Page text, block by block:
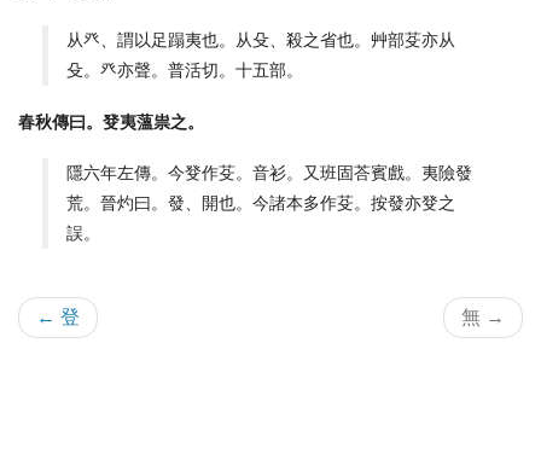
从癶、謂以足蹋夷也。从殳、殺之省也。艸部芟亦从
殳。癶亦聲。普活切。十五部。
春秋傳曰。癹夷薀祟之。
隱六年左傳。今癹作芟。音衫。又班固荅賓戲。夷險發
荒。晉灼曰。發、開也。今諸本多作芟。按發亦癹之
誤。
← 登 無 →